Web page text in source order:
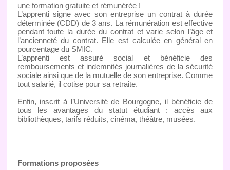
une formation gratuite et rémunérée !
L’apprenti signe avec son entreprise un contrat à durée
déterminée (CDD) de 3 ans. La rémunération est effective
pendant toute la durée du contrat et varie selon l’âge et
l’ancienneté du contrat. Elle est calculée en général en
pourcentage du SMIC.
L’apprenti est assuré social et bénéficie des
remboursements et indemnités journalières de la sécurité
sociale ainsi que de la mutuelle de son entreprise. Comme
tout salarié, il cotise pour sa retraite.
Enfin, inscrit à l’Université de Bourgogne, il bénéficie de
tous les avantages du statut étudiant : accès aux
bibliothèques, tarifs réduits, cinéma, théâtre, musées.
Formations proposées